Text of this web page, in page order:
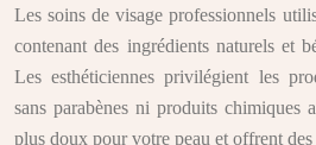
Les soins de visage professionnels
contenant des ingrédients naturels et
Les esthéticiennes privilégient les
sans parabènes ni produits chimiques
plus doux pour votre peau et offrent des